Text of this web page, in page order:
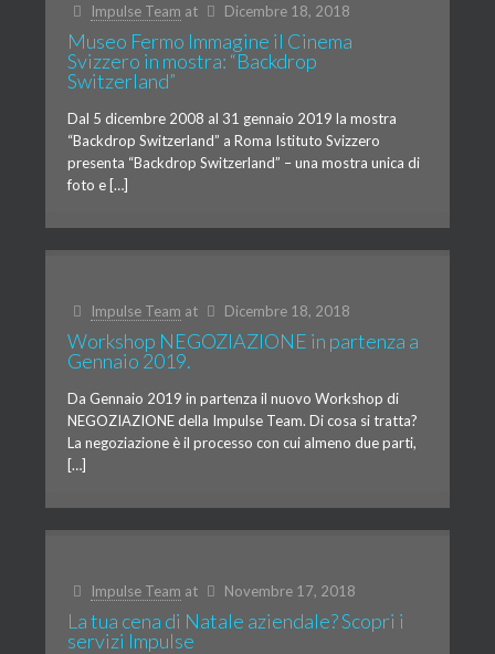
Impulse Team at Dicembre 18, 2018
Museo Fermo Immagine il Cinema
Svizzero in mostra: “Backdrop
Switzerland”
Dal 5 dicembre 2008 al 31 gennaio 2019 la mostra
“Backdrop Switzerland” a Roma Istituto Svizzero
presenta “Backdrop Switzerland” – una mostra unica di
foto e […]
Impulse Team at Dicembre 18, 2018
Workshop NEGOZIAZIONE in partenza a
Gennaio 2019.
Da Gennaio 2019 in partenza il nuovo Workshop di
NEGOZIAZIONE della Impulse Team. Di cosa si tratta?
La negoziazione è il processo con cui almeno due parti,
[…]
Impulse Team at Novembre 17, 2018
La tua cena di Natale aziendale? Scopri i
servizi Impulse